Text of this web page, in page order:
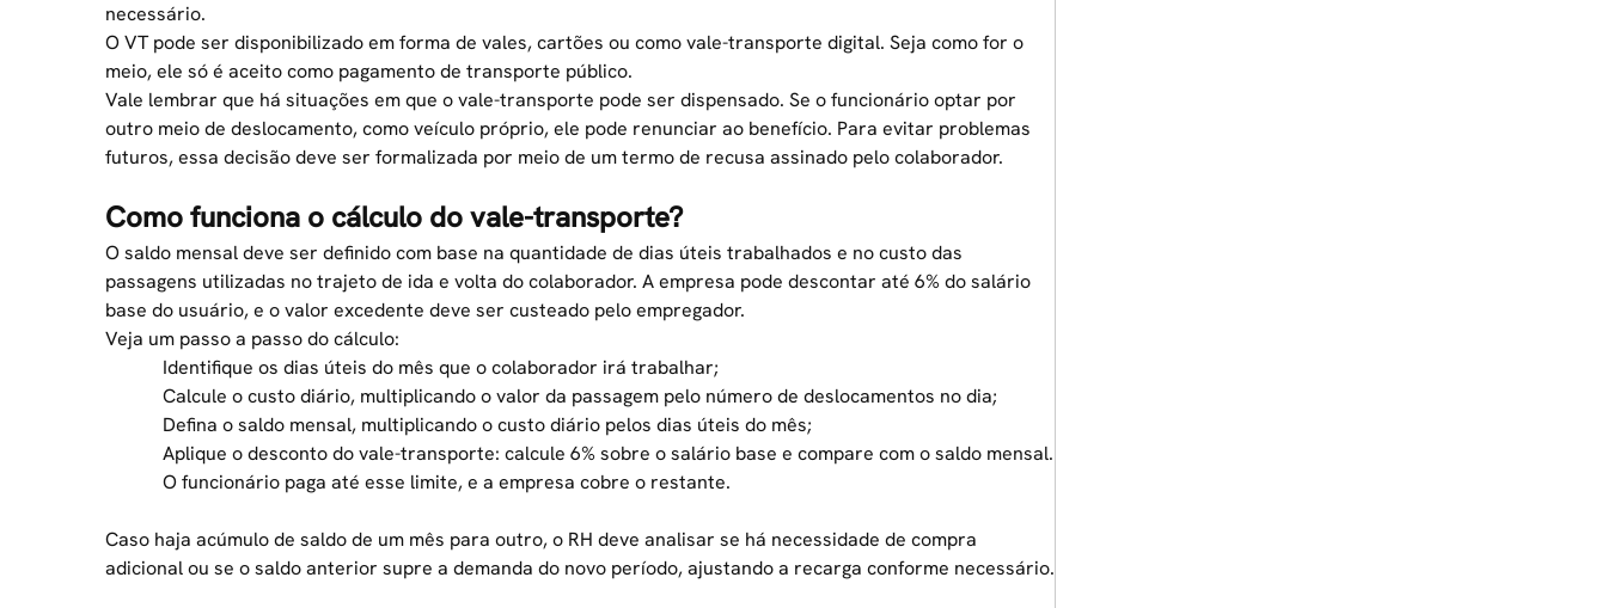
necessário.
O VT pode ser disponibilizado em forma de vales, cartões ou comovale-transporte digital. Seja como for o
meio, ele só é aceito como pagamento de transporte público.
Vale lembrar que há situações em que o vale-transporte pode ser dispensado. Se o funcionário optar por
outro meio de deslocamento, como veículo próprio, ele pode renunciar ao benefício. Para evitar problemas
futuros, essa decisão deve ser formalizada por meio de um termo de recusa assinado pelo colaborador.
Como funciona o cálculo do vale-transporte?
O saldo mensal deve ser definido com base na quantidade de dias úteis trabalhados e no custo das
passagens utilizadas no trajeto de ida e volta do colaborador. A empresa pode descontar até 6% do salário
base do usuário, e o valor excedente deve ser custeado pelo empregador.
Veja um passo a passo do cálculo:
Identifique os dias úteis do mês que o colaborador irá trabalhar;
Calcule o custo diário, multiplicando o valor da passagem pelo número de deslocamentos no dia;
Defina o saldo mensal, multiplicando o custo diário pelos dias úteis do mês;
Aplique odesconto do vale-transporte: calcule 6% sobre o salário base e compare com o saldo mensal.
O funcionário paga até esse limite, e a empresa cobre o restante.
Caso haja acúmulo de saldo de um mês para outro, o RH deve analisar se há necessidade de compra
adicional ou se o saldo anterior supre a demanda do novo período, ajustando a recarga conforme necessário.